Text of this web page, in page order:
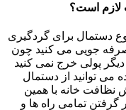
لازم است؟
دستمال برای گردگیری
جویی می کنید چون
پولی خرج نمی کنید
می توانید از دستمال
نظافت خانه با همین
تمامی راه ها و